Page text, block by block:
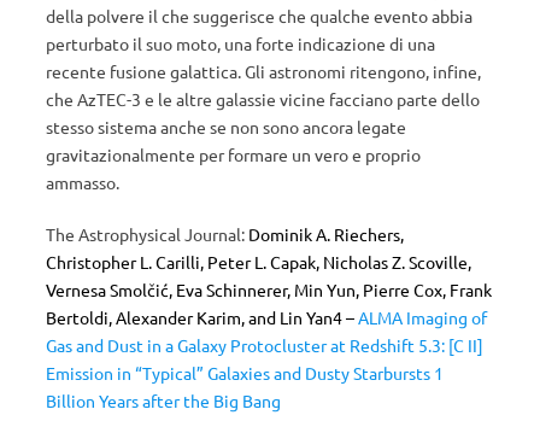
della polvere il che suggerisce che qualche evento abbia
perturbato il suo moto, una forte indicazione di una
recente fusione galattica. Gli astronomi ritengono, infine,
che AzTEC-3 e le altre galassie vicine facciano parte dello
stesso sistema anche se non sono ancora legate
gravitazionalmente per formare un vero e proprio
ammasso.
The Astrophysical Journal: Dominik A. Riechers,
Christopher L. Carilli, Peter L. Capak, Nicholas Z. Scoville,
Vernesa Smolčić, Eva Schinnerer, Min Yun, Pierre Cox, Frank
Bertoldi, Alexander Karim, and Lin Yan4 –ALMA Imaging of
Gas and Dust in a Galaxy Protocluster at Redshift 5.3: [C II]
Emission in “Typical” Galaxies and Dusty Starbursts 1
Billion Years after the Big Bang